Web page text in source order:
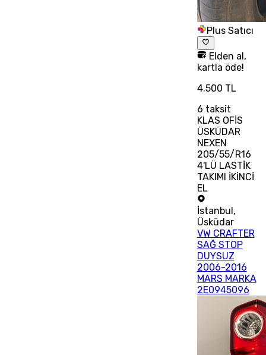
Plus Satıcı
Elden al,
kartla öde!
4.500 TL
6 taksit
KLAS OFİS
ÜSKÜDAR
NEXEN
205/55/R16
4'LÜ LASTİK
TAKIMI İKİNCİ
EL
İstanbul,
Üsküdar
VW CRAFTER
SAĞ STOP
DUYSUZ
2006-2016
MARS MARKA
2E0945096